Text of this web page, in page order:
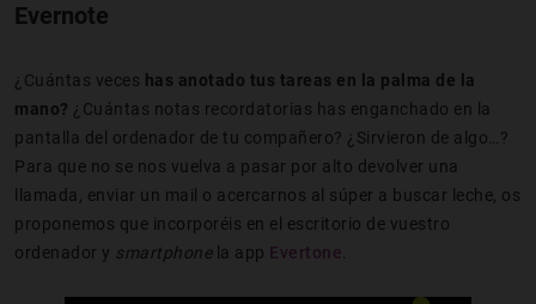
Evernote
¿Cuántas veces has anotado tus tareas en la palma de la
mano? ¿Cuántas notas recordatorias has enganchado en la
pantalla del ordenador de tu compañero? ¿Sirvieron de algo…?
Para que no se nos vuelva a pasar por alto devolver una
llamada, enviar un mail o acercarnos al súper a buscar leche, os
proponemos que incorporéis en el escritorio de vuestro
ordenador y smartphonela app Evertone.